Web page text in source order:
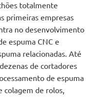
totalmente
primeiras empresas
no desenvolvimento
espuma CNC e
relacionadas. Até
de cortadores
de espuma
colagem de rolos,